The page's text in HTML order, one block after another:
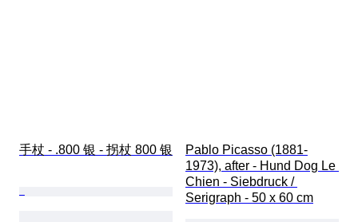
手杖 - .800 银 - 拐杖 800 银
Pablo Picasso (1881-
1973), after - Hund Dog Le
Chien - Siebdruck /
Serigraph - 50 x 60 cm